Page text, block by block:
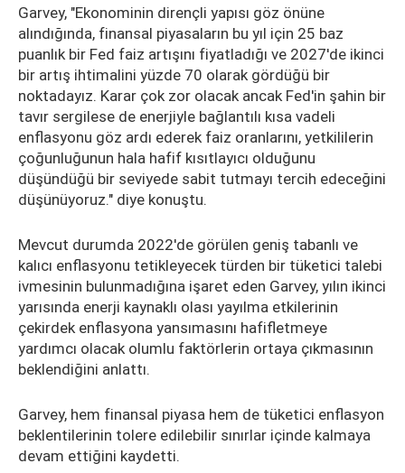
Garvey, "Ekonominin dirençli yapısı göz önüne
alındığında, finansal piyasaların bu yıl için 25 baz
puanlık bir Fed faiz artışını fiyatladığı ve 2027'de ikinci
bir artış ihtimalini yüzde 70 olarak gördüğü bir
noktadayız. Karar çok zor olacak ancak Fed'in şahin bir
tavır sergilese de enerjiyle bağlantılı kısa vadeli
enflasyonu göz ardı ederek faiz oranlarını, yetkililerin
çoğunluğunun hala hafif kısıtlayıcı olduğunu
düşündüğü bir seviyede sabit tutmayı tercih edeceğini
düşünüyoruz." diye konuştu.
Mevcut durumda 2022'de görülen geniş tabanlı ve
kalıcı enflasyonu tetikleyecek türden bir tüketici talebi
ivmesinin bulunmadığına işaret eden Garvey, yılın ikinci
yarısında enerji kaynaklı olası yayılma etkilerinin
çekirdek enflasyona yansımasını hafifletmeye
yardımcı olacak olumlu faktörlerin ortaya çıkmasının
beklendiğini anlattı.
Garvey, hem finansal piyasa hem de tüketici enflasyon
beklentilerinin tolere edilebilir sınırlar içinde kalmaya
devam ettiğini kaydetti.